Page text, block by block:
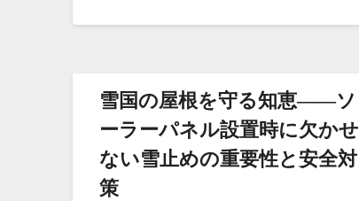
雪国の屋根を守る知恵――ソ
ーラーパネル設置時に欠かせ
ない雪止めの重要性と安全対
策